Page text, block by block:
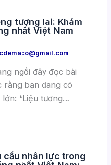
tương lai: Khám
nhất Việt Nam
ngồi đây đọc bài
rằng bạn đang có
“Liệu tương…
cầu nhân lực trong